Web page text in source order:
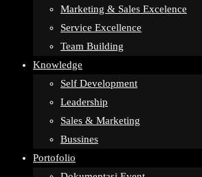
Marketing & Sales Excelence
Service Excellence
Team Building
Knowledge
Self Development
Leadership
Sales & Marketing
Bussines
Portofolio